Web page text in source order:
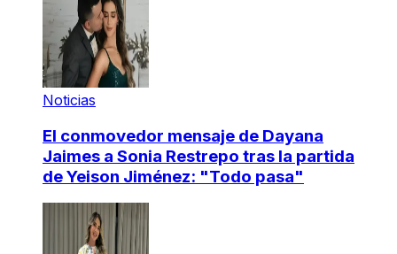
Noticias
El conmovedor mensaje de Dayana
Jaimes a Sonia Restrepo tras la partida
de Yeison Jiménez: "Todo pasa"